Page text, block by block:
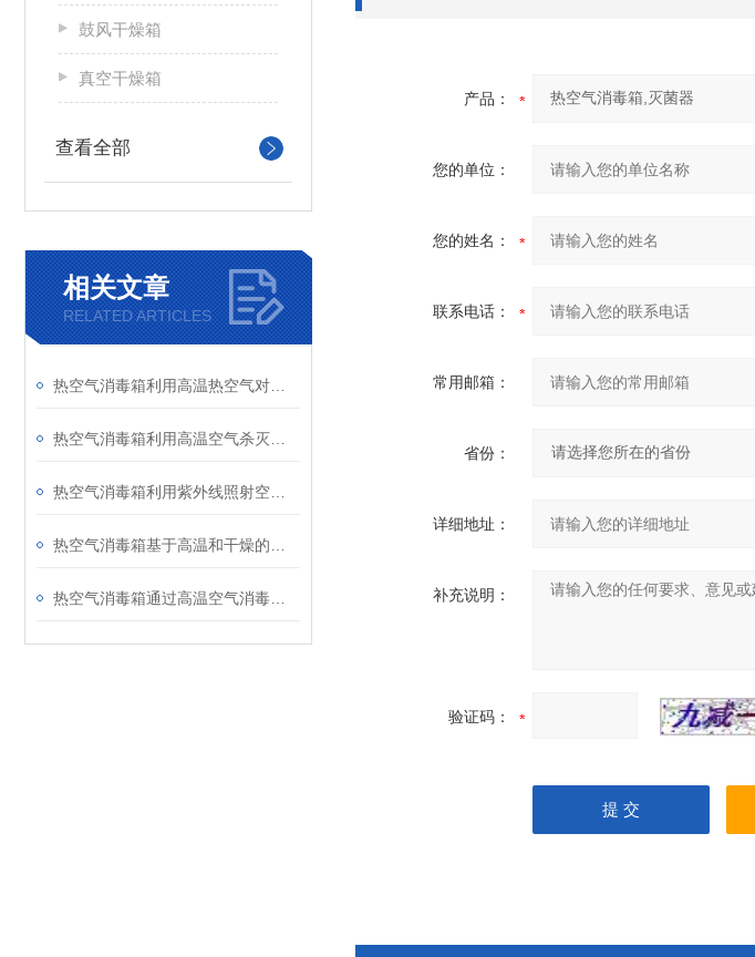
鼓风干燥箱
真空干燥箱
查看全部
相关文章
RELATED ARTICLES
产品：
您的单位：
您的姓名：
联系电话：
常用邮箱：
省份：
详细地址：
补充说明：
验证码：